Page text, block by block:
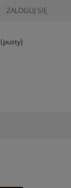
ZALOGUJ SIĘ
(pusty)